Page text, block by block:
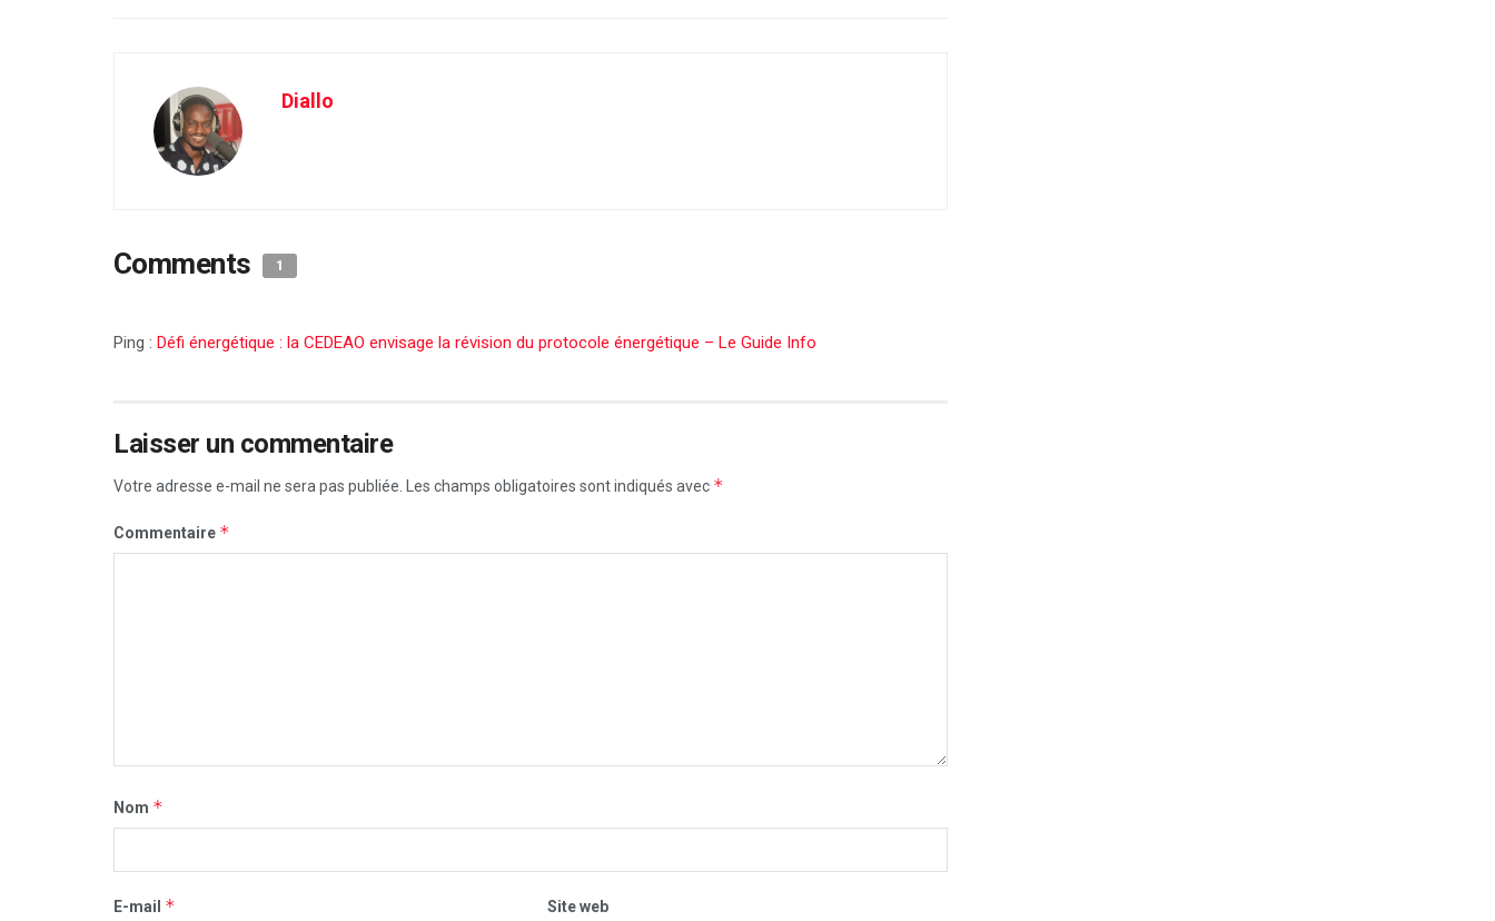
Diallo
Comments 1
Ping : Défi énergétique : la CEDEAO envisage la révision du protocole énergétique – Le Guide Info
Laisser un commentaire
Votre adresse e-mail ne sera pas publiée. Les champs obligatoires sont indiqués avec *
Commentaire *
Nom *
E-mail * Site web